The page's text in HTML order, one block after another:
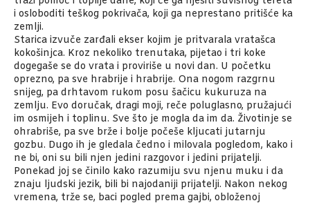
i osloboditi teškog pokrivača, koji ga neprestano pritišće ka
zemlji.
Starica izvuče zarđali ekser kojim je pritvarala vratašca
kokošinjca. Kroz nekoliko trenutaka, pijetao i tri koke
dogegaše se do vrata i proviriše u novi dan. U početku
oprezno, pa sve hrabrije i hrabrije. Ona nogom razgrnu
snijeg, pa drhtavom rukom posu šačicu kukuruza na
zemlju. Evo doručak, dragi moji, reče poluglasno, pružajući
im osmijeh i toplinu. Sve što je mogla da im da. Životinje se
ohrabriše, pa sve brže i bolje počeše kljucati jutarnju
gozbu. Dugo ih je gledala čedno i milovala pogledom, kako i
ne bi, oni su bili njen jedini razgovor i jedini prijatelji.
Ponekad joj se činilo kako razumiju svu njenu muku i da
znaju ljudski jezik, bili bi najodaniji prijatelji. Nakon nekog
vremena, trže se, baci pogled prema gajbi, obloženoj